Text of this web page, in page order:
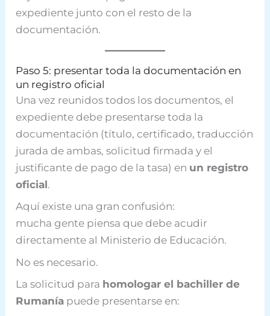
expediente junto con el resto de la
documentación.
Paso 5: presentar toda la documentación en
un registro oficial
Una vez reunidos todos los documentos, el
expediente debe presentarse toda la
documentación (título, certificado, traducción
jurada de ambas, solicitud firmada y el
justificante de pago de la tasa) en un registro
oficial.
Aquí existe una gran confusión:
mucha gente piensa que debe acudir
directamente al Ministerio de Educación.
No es necesario.
La solicitud para homologar el bachiller de
Rumanía puede presentarse en: